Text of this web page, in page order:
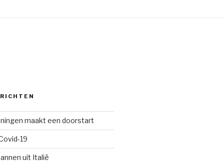
maakt een doorstart
19
uit Italië